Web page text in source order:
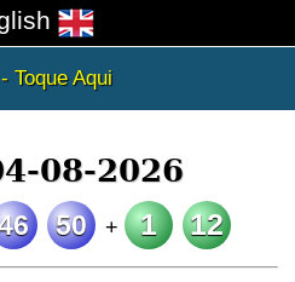
Toque Aqui
08-2026
50 + 1 12